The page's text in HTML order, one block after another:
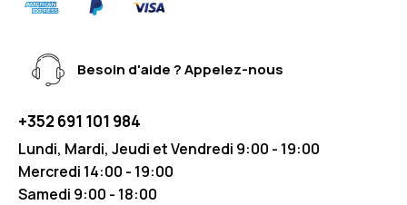
Besoin d'aide ? Appelez-nous
+352 691 101 984
Lundi, Mardi, Jeudi et Vendredi 9:00 - 19:00
Mercredi 14:00 - 19:00
Samedi 9:00 - 18:00